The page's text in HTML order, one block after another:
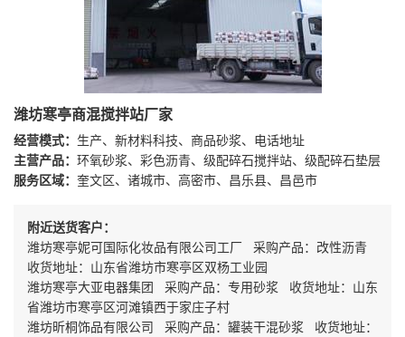
潍坊寒亭商混搅拌站厂家
经营模式： 生产、新材料科技、商品砂浆、电话地址
主营产品： 环氧砂浆、彩色沥青、级配碎石搅拌站、级配碎石垫层
服务区域： 奎文区、诸城市、高密市、昌乐县、昌邑市
附近送货客户：
潍坊寒亭妮可国际化妆品有限公司工厂 采购产品：改性沥青
收货地址：山东省潍坊市寒亭区双杨工业园
潍坊寒亭大亚电器集团 采购产品：专用砂浆 收货地址：山东
省潍坊市寒亭区河滩镇西于家庄子村
潍坊昕桐饰品有限公司 采购产品：罐装干混砂浆 收货地址：